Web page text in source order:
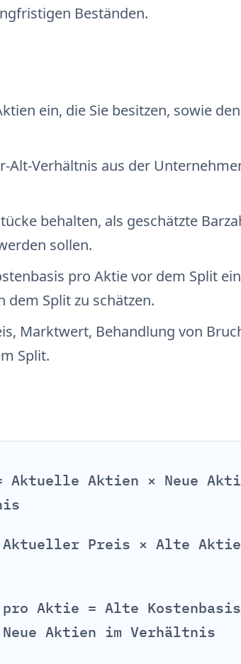
Beständen.
ein, die Sie besitzen, sowie
Alt-Verhältnis aus der
behalten, als geschätzte
sollen.
pro Aktie vor dem Split
dem Split zu schätzen.
Marktwert, Behandlung von
Split.
Aktuelle Aktien × Neue
Preis × Alte
pro Aktie = Alte
Aktien im Verhältnis